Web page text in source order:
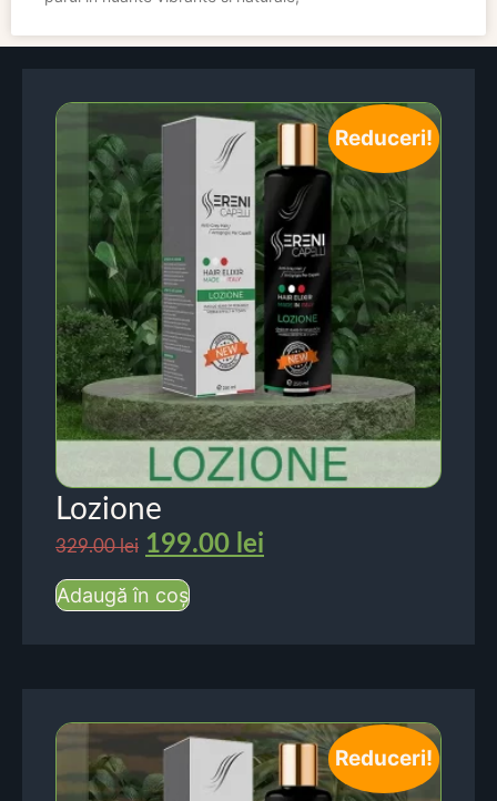
Reduceri!
Lozione
329.00lei 199.00 lei
Adaugă în coș
Reduceri!